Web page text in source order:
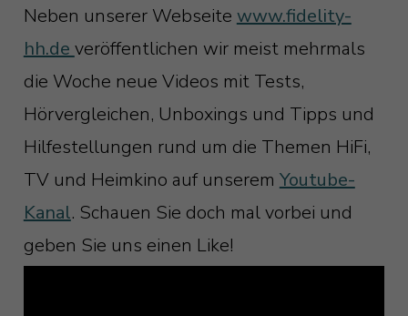
Neben unserer Webseite www.fidelity-
hh.de veröffentlichen wir meist mehrmals
die Woche neue Videos mit Tests,
Hörvergleichen, Unboxings und Tipps und
Hilfestellungen rund um die Themen HiFi,
TV und Heimkino auf unserem Youtube-
Kanal. Schauen Sie doch mal vorbei und
geben Sie uns einen Like!